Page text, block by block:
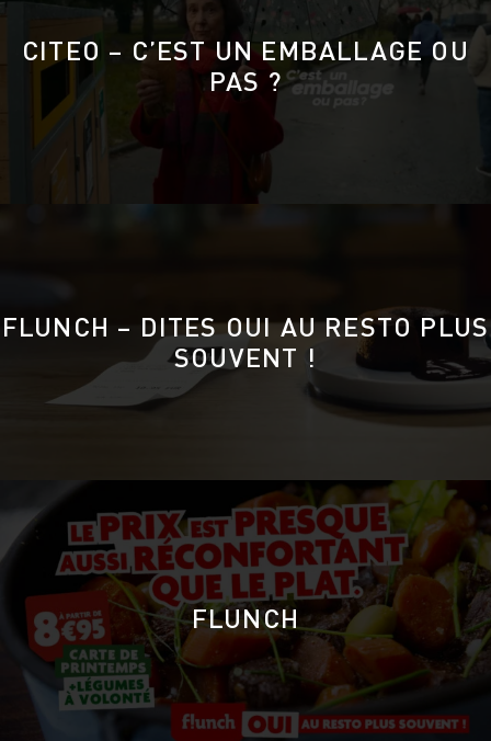
CITEO – C’EST UN EMBALLAGE OU
PAS ?
FLUNCH – DITES OUI AU RESTO PLUS
SOUVENT !
FLUNCH